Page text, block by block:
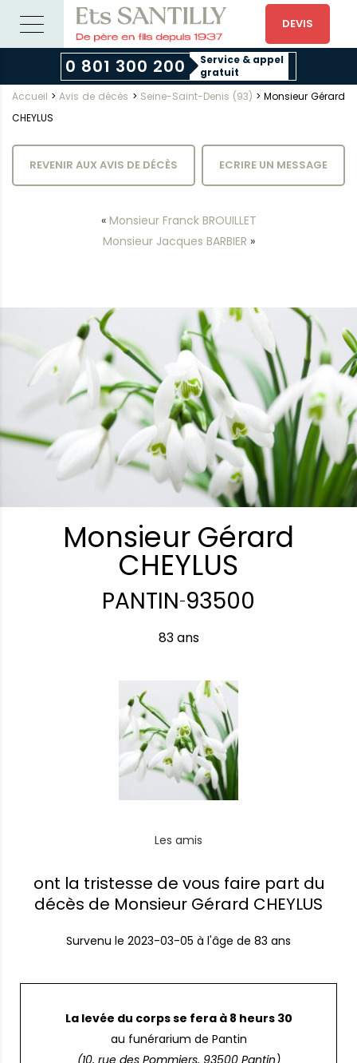
DEVIS
0 801 300 200
Service & appel
gratuit
Accueil >Avis de décès > Seine-Saint-Denis (93) > Monsieur Gérard
CHEYLUS
REVENIR AUX AVIS DE DÉCÈS ECRIRE UN MESSAGE
« Monsieur Franck BROUILLET
Monsieur Jacques BARBIER »
Monsieur Gérard
CHEYLUS
PANTIN-93500
83 ans
Les amis
ont la tristesse de vous faire part du
décès de Monsieur Gérard CHEYLUS
Survenu le 2023-03-05 à l'âge de 83 ans
La levée du corps se fera à 8 heurs 30
au funérarium de Pantin
(10, rue des Pommiers, 93500 Pantin)